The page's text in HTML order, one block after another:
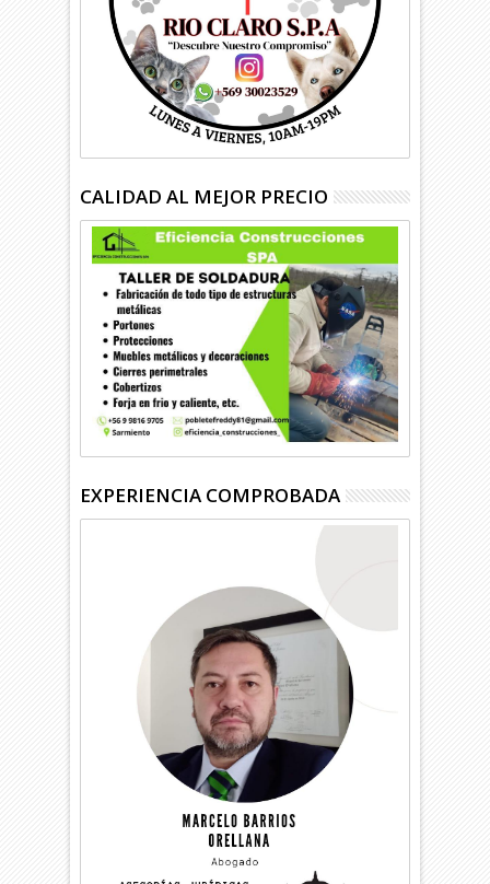
CALIDAD AL MEJOR PRECIO
EXPERIENCIA COMPROBADA